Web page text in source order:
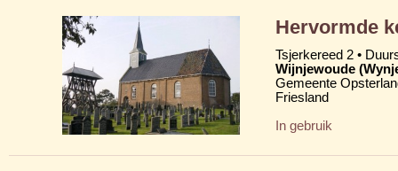
Hervormde
Tsjerkereed 2 •
Wijnjewoude
Gemeente
Friesland
In gebruik